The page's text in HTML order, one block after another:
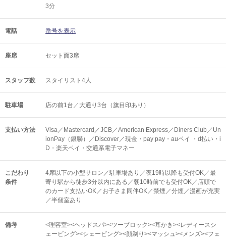
3分
電話 番号を表示
座席 セット面3席
スタッフ数 スタイリスト4人
駐車場 店の前1台／大通り3台（旗目印あり）
支払い方法
Visa／Mastercard／JCB／American Express／Diners Club／Un
ionPay（銀聯）／Discover／現金・pay pay・auペイ ・d払い・i
D・楽天ペイ・交通系電子マネー
こだわり
条件
4席以下の小型サロン／駐車場あり／夜19時以降も受付OK／最
寄り駅から徒歩3分以内にある／朝10時前でも受付OK／店頭で
のカード支払いOK／お子さま同伴OK／禁煙／分煙／漫画が充実
／半個室あり
備考
<理容室><ヘッドスパ><ツーブロック><耳かき><レディースシ
ェービング><シェービング><顔剃り><マッシュ><メンズ><フェ